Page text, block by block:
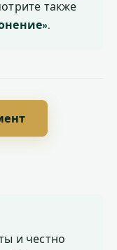
также
.
и честно